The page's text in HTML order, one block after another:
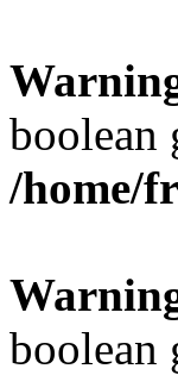
boolean
/home/
boolean